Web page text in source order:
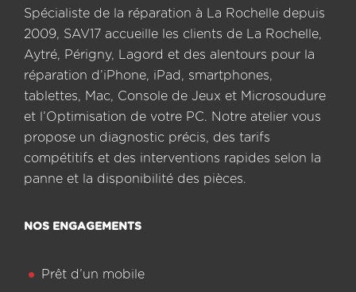
Spécialiste de la réparation à La Rochelle depuis
2009, SAV17 accueille les clients de La Rochelle,
Aytré, Périgny, Lagord et des alentours pour la
réparation d’iPhone, iPad, smartphones,
tablettes, Mac, Console de Jeux et Microsoudure
et l’Optimisation de votre PC. Notre atelier vous
propose un diagnostic précis, des tarifs
compétitifs et des interventions rapides selon la
panne et la disponibilité des pièces.
NOS ENGAGEMENTS
Prêt d’un mobile